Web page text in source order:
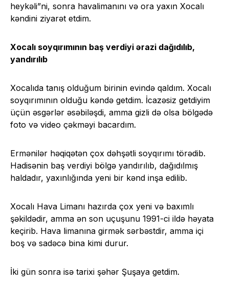
heykəli”ni, sonra havalimanını və ora yaxın Xocalı
kəndini ziyarət etdim.
Xocalı soyqırımının baş verdiyi ərazi dağıdılıb,
yandırılıb
Xocalıda tanış olduğum birinin evində qaldım. Xocalı
soyqırımının olduğu kəndə getdim. İcazəsiz getdiyim
üçün əsgərlər əsəbiləşdi, amma gizli də olsa bölgədə
foto və video çəkməyi bacardım.
Ermənilər həqiqətən çox dəhşətli soyqırımı törədib.
Hadisənin baş verdiyi bölgə yandırılıb, dağıdılmış
haldadır, yaxınlığında yeni bir kənd inşa edilib.
Xocalı Hava Limanı hazırda çox yeni və baxımlı
şəkildədir, amma ən son uçuşunu 1991-ci ildə həyata
keçirib. Hava limanına girmək sərbəstdir, amma içi
boş və sadəcə bina kimi durur.
İki gün sonra isə tarixi şəhər Şuşaya getdim.